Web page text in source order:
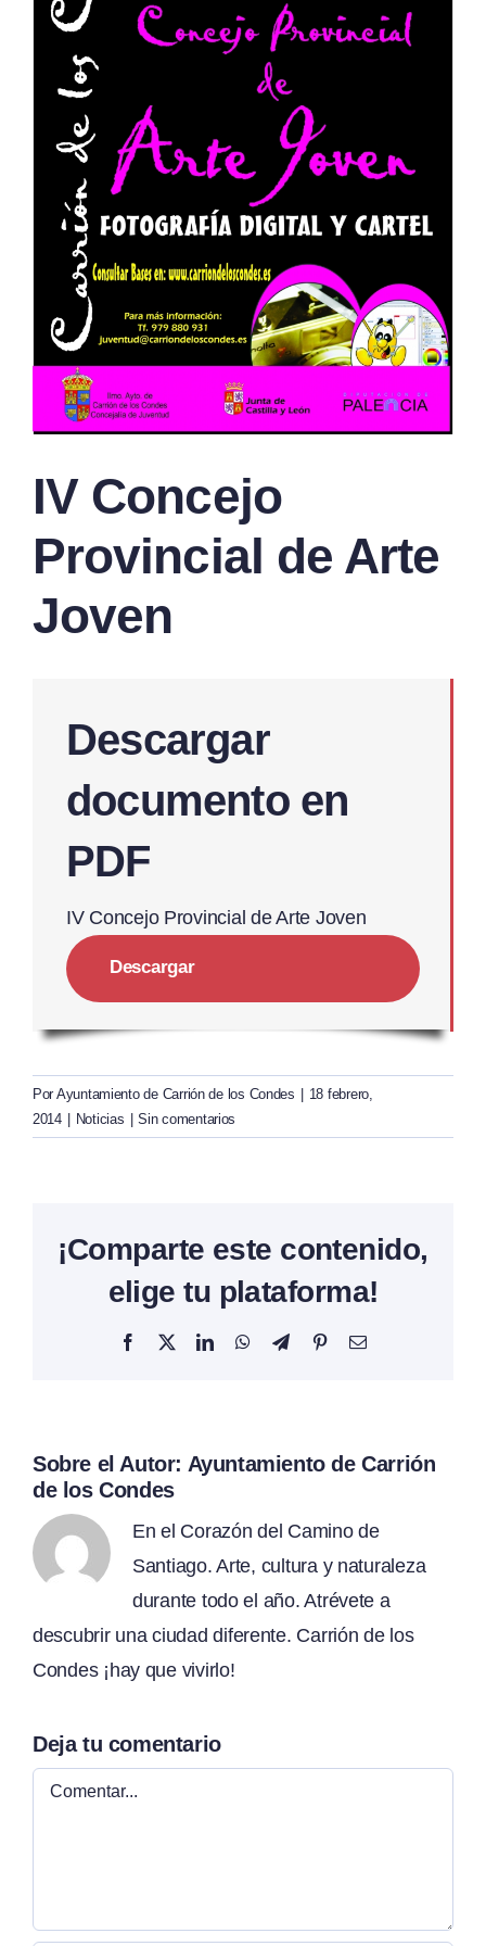
IV Concejo
Provincial de Arte
Joven
Descargar
documento en
PDF
IV Concejo Provincial de Arte Joven
Descargar
Por Ayuntamiento de Carrión de los Condes
18 febrero,
2014
Noticias Sin comentarios
¡Comparte este contenido,
elige tu plataforma!
Facebook
X LinkedInWhatsAppTelegramPinterestCorreo
Sobre el Autor: Ayuntamiento de Carrión
de los Condes
En el Corazón del Camino de
Santiago. Arte, cultura y naturaleza
durante todo el año. Atrévete a
descubrir una ciudad diferente. Carrión de los
Condes ¡hay que vivirlo!
Deja tu comentario
Comentar